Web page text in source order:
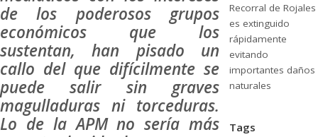
de los poderosos grupos
económicos que los
sustentan, han pisado un
callo del que difícilmente se
puede salir sin graves
magulladuras ni torceduras.
Lo de la APM no sería más
Recorral de Rojales
es extinguido
rápidamente
evitando
importantes daños
naturales
Tags